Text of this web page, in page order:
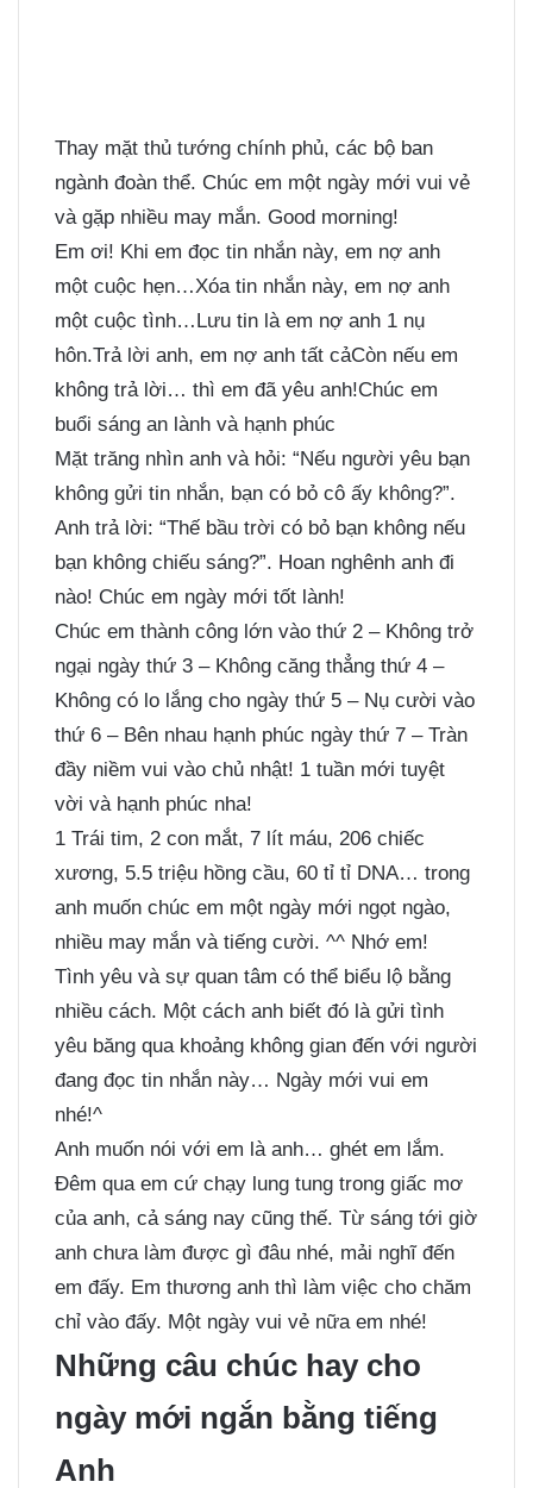
Thay mặt thủ tướng chính phủ, các bộ ban
ngành đoàn thể. Chúc em một ngày mới vui vẻ
và gặp nhiều may mắn. Good morning!
Em ơi! Khi em đọc tin nhắn này, em nợ anh
một cuộc hẹn…Xóa tin nhắn này, em nợ anh
một cuộc tình…Lưu tin là em nợ anh 1 nụ
hôn.Trả lời anh, em nợ anh tất cảCòn nếu em
không trả lời… thì em đã yêu anh!Chúc em
buổi sáng an lành và hạnh phúc
Mặt trăng nhìn anh và hỏi: “Nếu người yêu bạn
không gửi tin nhắn, bạn có bỏ cô ấy không?”.
Anh trả lời: “Thế bầu trời có bỏ bạn không nếu
bạn không chiếu sáng?”. Hoan nghênh anh đi
nào! Chúc em ngày mới tốt lành!
Chúc em thành công lớn vào thứ 2 – Không trở
ngại ngày thứ 3 – Không căng thẳng thứ 4 –
Không có lo lắng cho ngày thứ 5 – Nụ cười vào
thứ 6 – Bên nhau hạnh phúc ngày thứ 7 – Tràn
đầy niềm vui vào chủ nhật! 1 tuần mới tuyệt
vời và hạnh phúc nha!
1 Trái tim, 2 con mắt, 7 lít máu, 206 chiếc
xương, 5.5 triệu hồng cầu, 60 tỉ tỉ DNA… trong
anh muốn chúc em một ngày mới ngọt ngào,
nhiều may mắn và tiếng cười. ^^ Nhớ em!
Tình yêu và sự quan tâm có thể biểu lộ bằng
nhiều cách. Một cách anh biết đó là gửi tình
yêu băng qua khoảng không gian đến với người
đang đọc tin nhắn này… Ngày mới vui em
nhé!^
Anh muốn nói với em là anh… ghét em lắm.
Đêm qua em cứ chạy lung tung trong giấc mơ
của anh, cả sáng nay cũng thế. Từ sáng tới giờ
anh chưa làm được gì đâu nhé, mải nghĩ đến
em đấy. Em thương anh thì làm việc cho chăm
chỉ vào đấy. Một ngày vui vẻ nữa em nhé!
Những câu chúc hay cho
ngày mới ngắn bằng tiếng
Anh